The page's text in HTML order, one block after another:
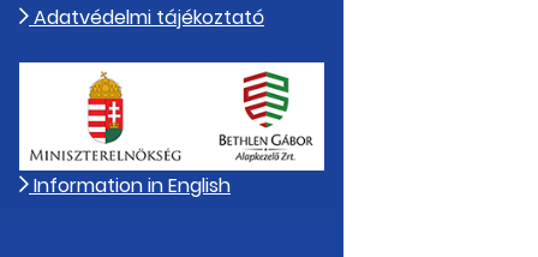
Adatvédelmi tájékoztató
Information in English